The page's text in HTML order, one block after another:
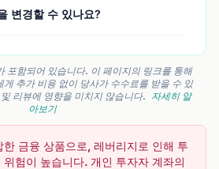
변경할 수 있나요?
포함되어 있습니다. 이 페이지의 링크를 통해
추가 비용 없이 당사가 수수료를 받을 수 있
리뷰에 영향을 미치지 않습니다. 자세히 알
아보기
한 금융 상품으로, 레버리지로 인해 투
험이 높습니다. 개인 투자자 계좌의